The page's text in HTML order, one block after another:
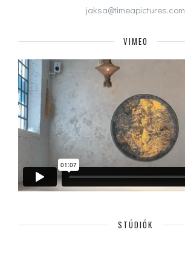
jaksa@timeapictures.com
VIMEO
STÚDIÓK